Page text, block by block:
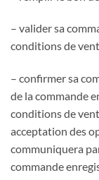
– valider sa
conditions de
– confirmer sa
de la commande
conditions de
acceptation des
communiquera
commande